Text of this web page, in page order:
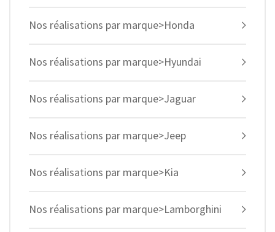
Nos réalisations par marque>Honda
Nos réalisations par marque>Hyundai
Nos réalisations par marque>Jaguar
Nos réalisations par marque>Jeep
Nos réalisations par marque>Kia
Nos réalisations par marque>Lamborghini